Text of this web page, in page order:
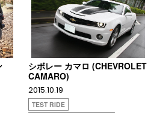
シボレー カマロ (CHEVROLET
CAMARO)
2015.10.19
TEST RIDE